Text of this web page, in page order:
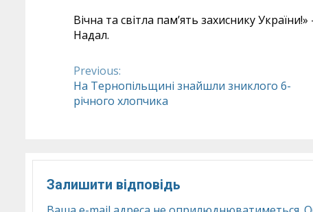
Вічна та світла памʼять захиснику
Надал.
Continue
Reading
Previous:
На Тернопільщині знайшли зниклого 6-
річного хлопчика
Залишити відповідь